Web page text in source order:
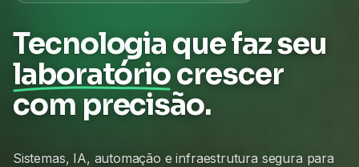
Tecnologia que faz seu
laboratóriocrescer
com precisão.
Sistemas, IA, automação e infraestrutura segura para